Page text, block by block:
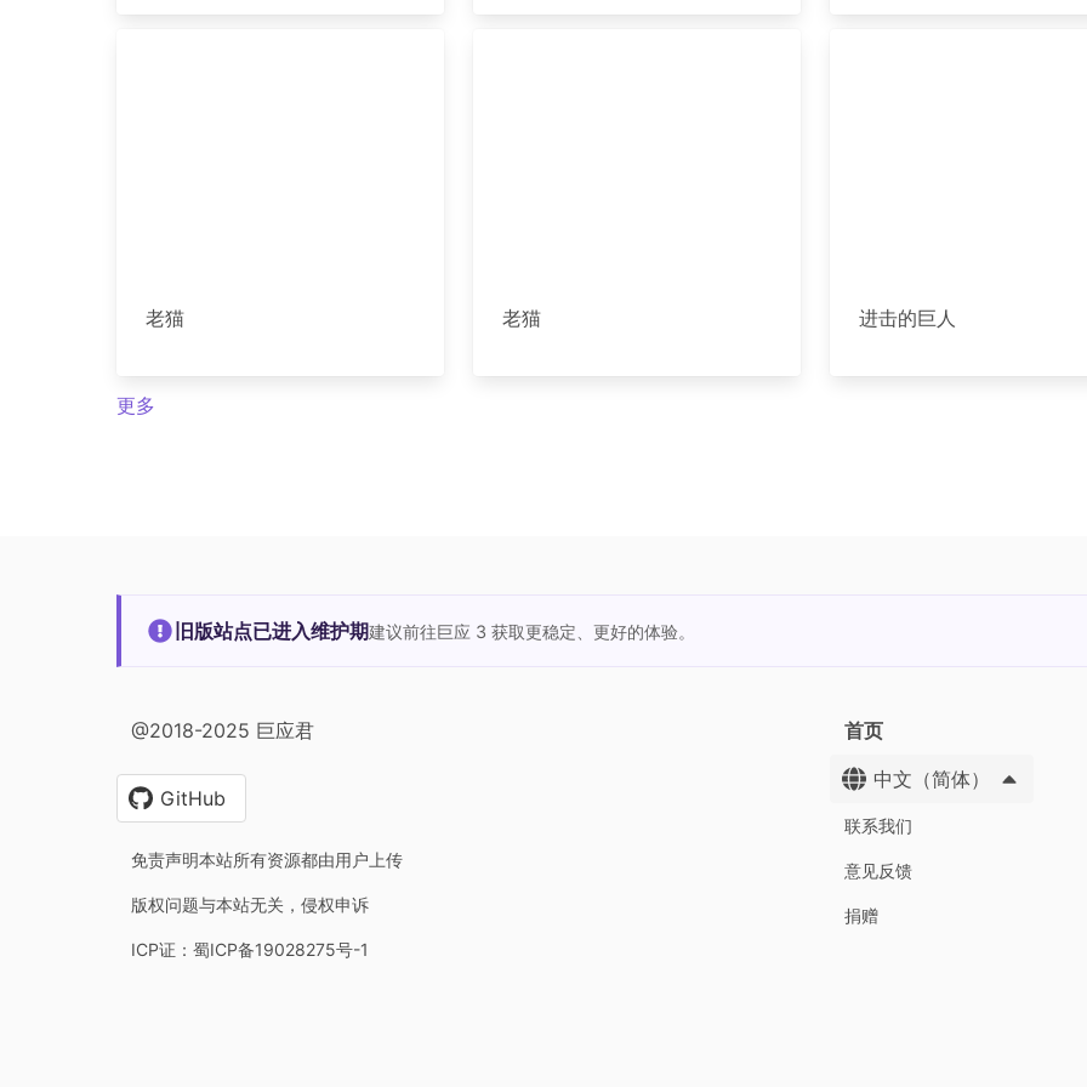
老猫 老猫 进击的巨人
更多
旧版站点已进入维护期建议前往巨应 3 获取更稳定、更好的体验。
@2018-2025 巨应君
GitHub
免责声明本站所有资源都由用户上传
版权问题与本站无关，侵权申诉
ICP证：蜀ICP备19028275号-1
首页
中文（简体）
联系我们
意见反馈
捐赠